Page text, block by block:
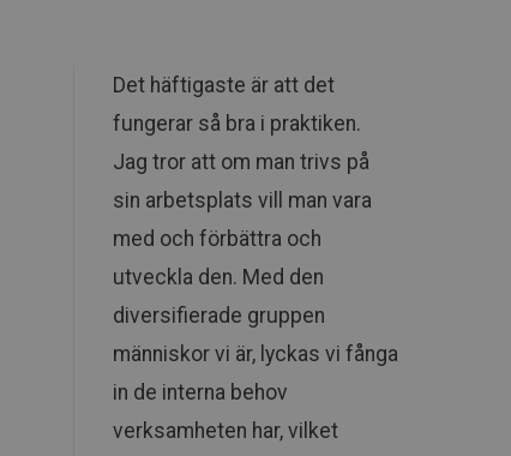
Det häftigaste är att det
fungerar så bra i praktiken.
Jag tror att om man trivs på
sin arbetsplats vill man vara
med och förbättra och
utveckla den. Med den
diversifierade gruppen
människor vi är, lyckas vi fånga
in de interna behov
verksamheten har, vilket